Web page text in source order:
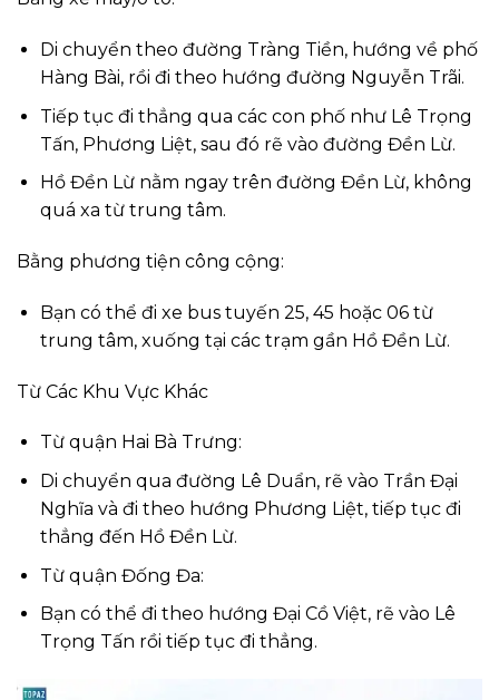
Di chuyển theo đường Tràng Tiền, hướng về phố
Hàng Bài, rồi đi theo hướng đường Nguyễn Trãi.
Tiếp tục đi thẳng qua các con phố như Lê Trọng
Tấn, Phương Liệt, sau đó rẽ vào đường Đền Lừ.
Hồ Đền Lừ nằm ngay trên đường Đền Lừ, không
quá xa từ trung tâm.
Bằng phương tiện công cộng:
Bạn có thể đi xe bus tuyến 25, 45 hoặc 06 từ
trung tâm, xuống tại các trạm gần Hồ Đền Lừ.
Từ Các Khu Vực Khác
Từ quận Hai Bà Trưng:
Di chuyển qua đường Lê Duẩn, rẽ vào Trần Đại
Nghĩa và đi theo hướng Phương Liệt, tiếp tục đi
thẳng đến Hồ Đền Lừ.
Từ quận Đống Đa:
Bạn có thể đi theo hướng Đại Cồ Việt, rẽ vào Lê
Trọng Tấn rồi tiếp tục đi thẳng.